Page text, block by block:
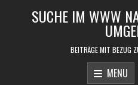
SUCHE IM WWW
BEITRÄGE MIT BEZUG
MENU